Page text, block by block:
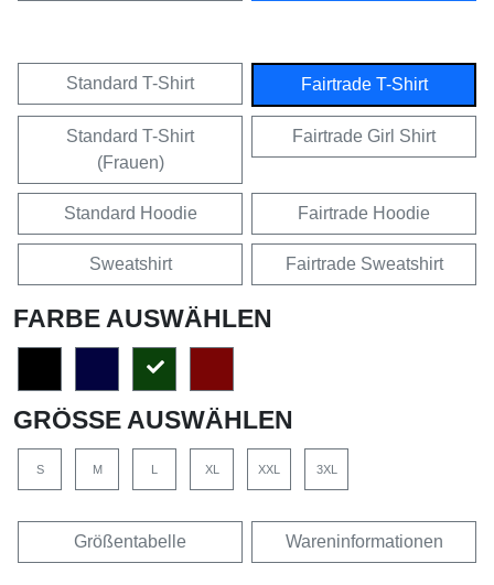
Standard T-Shirt Fairtrade T-Shirt
Standard T-Shirt
(Frauen)
Fairtrade Girl Shirt
Standard Hoodie Fairtrade Hoodie
Sweatshirt Fairtrade Sweatshirt
FARBE AUSWÄHLEN
GRÖSSE AUSWÄHLEN
S M L XL XXL 3XL
Größentabelle Wareninformationen